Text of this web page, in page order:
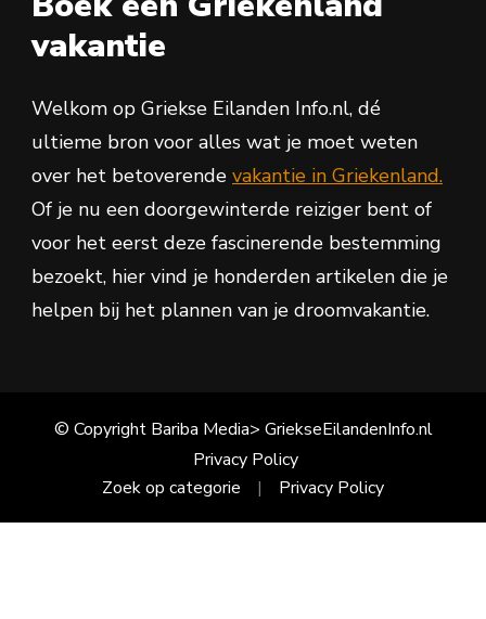
vakantie
Welkom op Griekse Eilanden Info.nl, dé
ultieme bron voor alles wat je moet weten
over het betoverende vakantie in Griekenland.
Of je nu een doorgewinterde reiziger bent of
voor het eerst deze fascinerende bestemming
bezoekt, hier vind je honderden artikelen die je
helpen bij het plannen van je droomvakantie.
© Copyright Bariba Media> GriekseEilandenInfo.nl
Privacy Policy
Zoek op categorie
Privacy Policy